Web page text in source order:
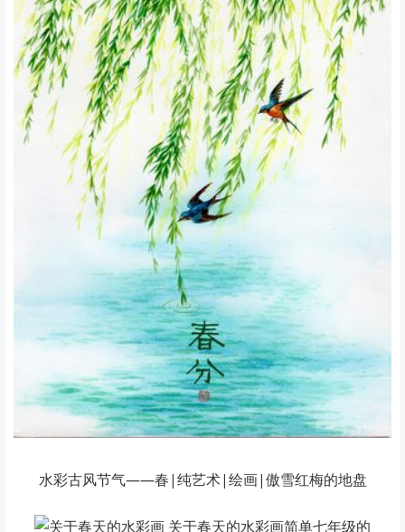
水彩古风节气——春|纯艺术|绘画|傲雪红梅的地盘